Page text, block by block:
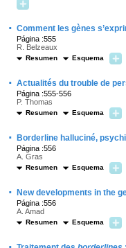
· Comment les gènes
Página :555
R. Belzeaux
Resumen Esquema
· Actualités du trouble de
Página :555-556
P. Thomas
Resumen Esquema
· Borderline halluciné,
Página :556
A. Gras
Resumen Esquema
· New developments in the
Página :556
A. Amad
Resumen Esquema